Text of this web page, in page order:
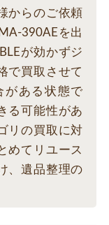
からのご依頼
390AEを出
が効かずジ
で買取させて
がある状態で
る可能性があ
リの買取に対
めてリユース
、遺品整理の